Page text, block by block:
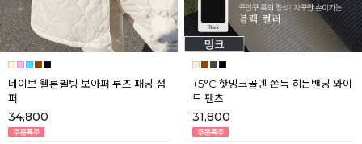
네이브 웰론퀼팅 보아퍼 루즈 패딩 점
퍼
34,800
+5°C 핫밍크골덴 쫀득 히든밴딩 와이
드 팬츠
31,800